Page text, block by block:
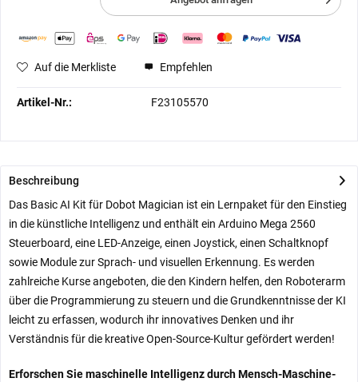
Auf die Merkliste Empfehlen
Artikel-Nr.: F23105570
Beschreibung
Das Basic AI Kit für Dobot Magician ist ein Lernpaket für den Einstieg
in die künstliche Intelligenz und enthält ein Arduino Mega 2560
Steuerboard, eine LED-Anzeige, einen Joystick, einen Schaltknopf
sowie Module zur Sprach- und visuellen Erkennung. Es werden
zahlreiche Kurse angeboten, die den Kindern helfen, den Roboterarm
über die Programmierung zu steuern und die Grundkenntnisse der KI
leicht zu erfassen, wodurch ihr innovatives Denken und ihr
Verständnis für die kreative Open-Source-Kultur gefördert werden!
Erforschen Sie maschinelle Intelligenz durch Mensch-Maschine-